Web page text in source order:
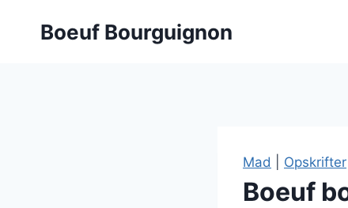
Boeuf Bourguignon
Mad Opskrifter
Boeuf